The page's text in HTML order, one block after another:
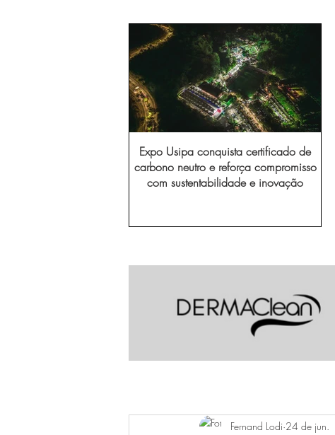
Expo Usipa conquista certificado de
carbono neutro e reforça compromisso
com sustentabilidade e inovação
Fernand Lodi 24 de jun.